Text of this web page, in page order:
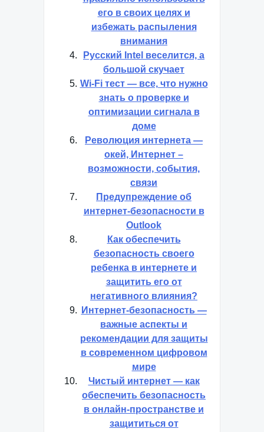
правильно использовать
его в своих целях и
избежать распыления
внимания
Русский Intel веселится, а
большой скучает
Wi-Fi тест — все, что нужно
знать о проверке и
оптимизации сигнала в
доме
Революция интернета —
окей, Интернет –
возможности, события,
связи
Предупреждение об
интернет-безопасности в
Outlook
Как обеспечить
безопасность своего
ребенка в интернете и
защитить его от
негативного влияния?
Интернет-безопасность —
важные аспекты и
рекомендации для защиты
в современном цифровом
мире
Чистый интернет — как
обеспечить безопасность
в онлайн-пространстве и